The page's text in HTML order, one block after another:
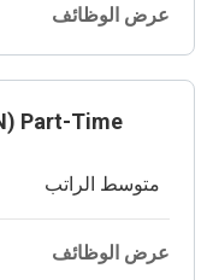
عرض الوظائف
Part-Time
متوسط الراتب
عرض الوظائف